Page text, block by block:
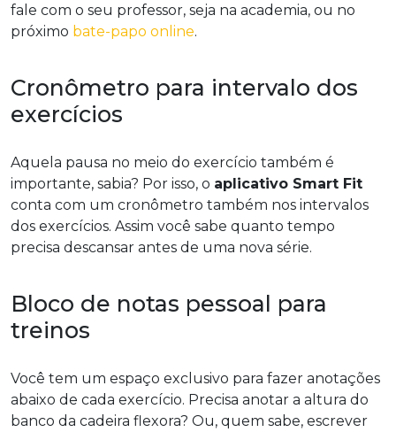
fale com o seu professor, seja na academia, ou no
próximo bate-papo online.
Cronômetro para intervalo dos
exercícios
Aquela pausa no meio do exercício também é
importante, sabia? Por isso, o aplicativo Smart Fit
conta com um cronômetro também nos intervalos
dos exercícios. Assim você sabe quanto tempo
precisa descansar antes de uma nova série.
Bloco de notas pessoal para
treinos
Você tem um espaço exclusivo para fazer anotações
abaixo de cada exercício. Precisa anotar a altura do
banco da cadeira flexora? Ou, quem sabe, escrever